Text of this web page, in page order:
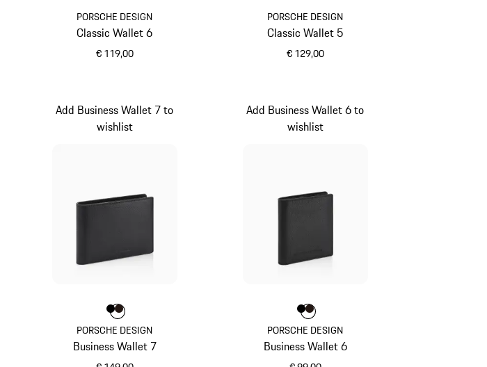
PORSCHE DESIGN
Classic Wallet 6
€ 119,00
PORSCHE DESIGN
Classic Wallet 5
€ 129,00
PORSCHE DESIGN
Business Wallet 7
Add Business Wallet 7 to
wishlist
Farbe
FarbeFarbe
PORSCHE DESIGN
Business Wallet 6
Add Business Wallet 6 to
wishlist
Farbe
FarbeFarbe